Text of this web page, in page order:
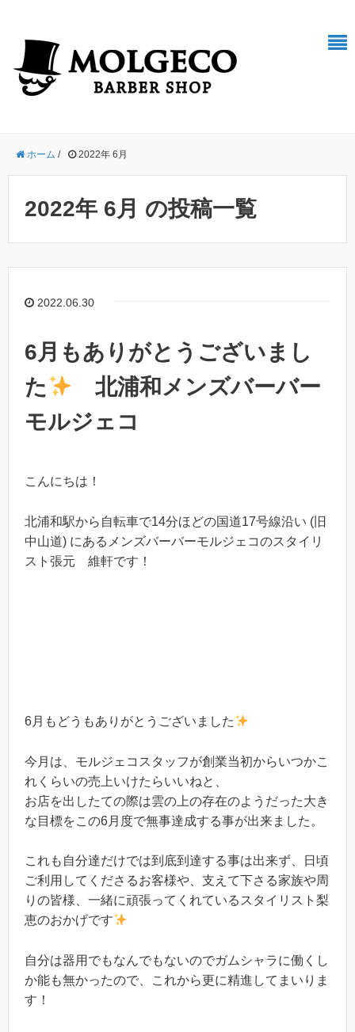
ホーム / 2022年 6月
2022年 6月 の投稿一覧
2022.06.30
6月もありがとうございまし
た
北浦和メンズバーバー
モルジェコ
こんにちは！
北浦和駅から自転車で14分ほどの国道17号線沿い (旧
中山道) にあるメンズバーバーモルジェコのスタイリ
スト張元 維軒です！
6月もどうもありがとうございました
今月は、モルジェコスタッフが創業当初からいつかこ
れくらいの売上いけたらいいねと、
お店を出したての際は雲の上の存在のようだった大き
な目標をこの6月度で無事達成する事が出来ました。
これも自分達だけでは到底到達する事は出来ず、日頃
ご利用してくださるお客様や、支えて下さる家族や周
りの皆様、一緒に頑張ってくれているスタイリスト梨
恵のおかげです
自分は器用でもなんでもないのでガムシャラに働くし
か能も無かったので、これから更に精進してまいりま
す！